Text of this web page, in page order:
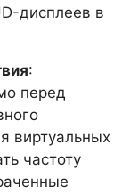
дисплеев в
:
перед
виртуальных
частоту